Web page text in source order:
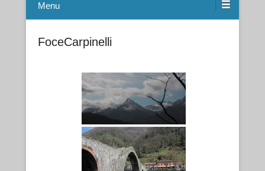
Menu
FoceCarpinelli